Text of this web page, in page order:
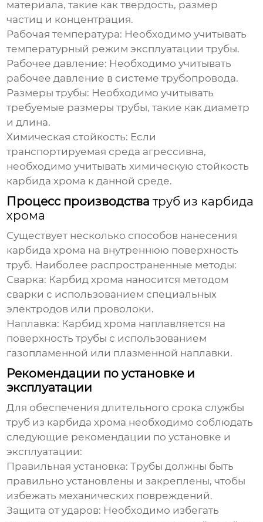
материала, такие как твердость, размер
частиц и концентрация.
Рабочая температура: Необходимо учитывать
температурный режим эксплуатации трубы.
Рабочее давление: Необходимо учитывать
рабочее давление в системе трубопровода.
Размеры трубы: Необходимо учитывать
требуемые размеры трубы, такие как диаметр
и длина.
Химическая стойкость: Если
транспортируемая среда агрессивна,
необходимо учитывать химическую стойкость
карбида хрома к данной среде.
Процесс производстватруб из карбида
хрома
Существует несколько способов нанесения
карбида хрома на внутреннюю поверхность
труб. Наиболее распространенные методы:
Сварка: Карбид хрома наносится методом
сварки с использованием специальных
электродов или проволоки.
Наплавка: Карбид хрома наплавляется на
поверхность трубы с использованием
газопламенной или плазменной наплавки.
Рекомендации по установке и
эксплуатации
Для обеспечения длительного срока службы
труб из карбида хрома необходимо соблюдать
следующие рекомендации по установке и
эксплуатации:
Правильная установка: Трубы должны быть
правильно установлены и закреплены, чтобы
избежать механических повреждений.
Защита от ударов: Необходимо избегать